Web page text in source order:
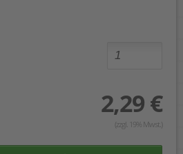
2,29 €
(zzgl. 19% Mwst.)